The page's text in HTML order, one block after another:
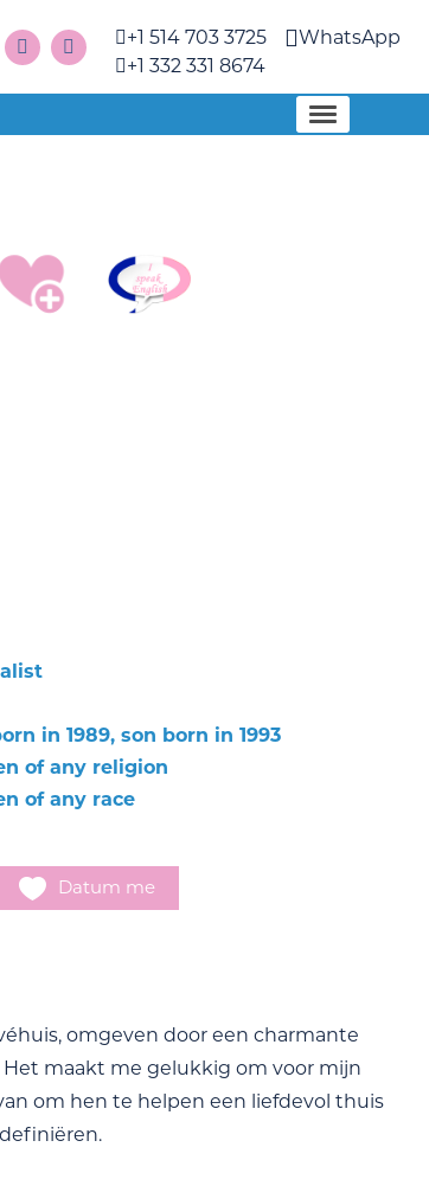
+1 514 703 3725
+1 332 331 8674
WhatsApp
in 1989, son born in 1993
of any religion
of any race
Datum me
omgeven door een charmante
maakt me gelukkig om voor mijn
om hen te helpen een liefdevol thuis